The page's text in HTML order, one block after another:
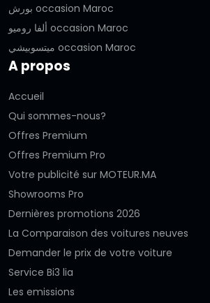
بورش occasion Maroc
ألفا روميو occasion Maroc
ميتسوبيشي occasion Maroc
A propos
Accueil
Qui sommes-nous?
Offres Premium
Offres Premium Pro
Votre publicité sur MOTEUR.MA
Showrooms Pro
Dernières promotions 2026
La Comparaison des voitures neuves
Demander le prix de votre voiture
Service Bi3 lia
Les emissions